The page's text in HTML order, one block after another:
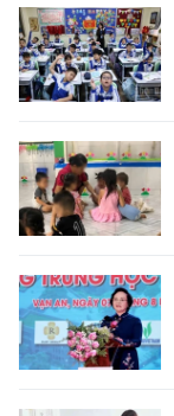
FRANÇAIS
РУССКИЙ
한국어